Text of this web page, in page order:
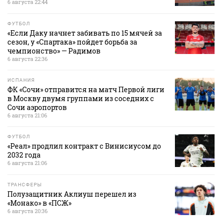
6 августа 22:44
ФУТБОЛ
«Если Даку начнет забивать по 15 мячей за
сезон, у «Спартака» пойдет борьба за
чемпионство» — Радимов
6 августа 22:36
ИСПАНИЯ
ФК «Сочи» отправится на матч Первой лиги
в Москву двумя группами из соседних с
Сочи аэропортов
6 августа 21:06
ФУТБОЛ
«Реал» продлил контракт с Винисиусом до
2032 года
6 августа 21:06
ТРАНСФЕРЫ
Полузащитник Аклиуш перешел из
«Монако» в «ПСЖ»
6 августа 20:36